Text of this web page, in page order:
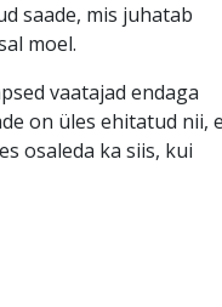
saade, mis juhatab
moel.
vaatajad endaga
on üles ehitatud nii,
osaleda ka siis, kui